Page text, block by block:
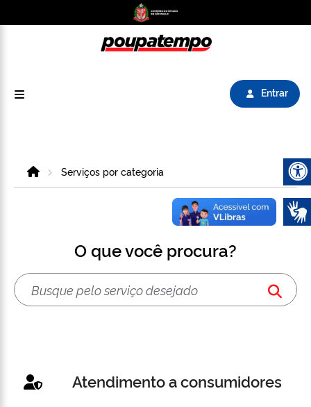
Entrar
HomeServiços por categoria
O que você procura?
Atendimento a consumidores